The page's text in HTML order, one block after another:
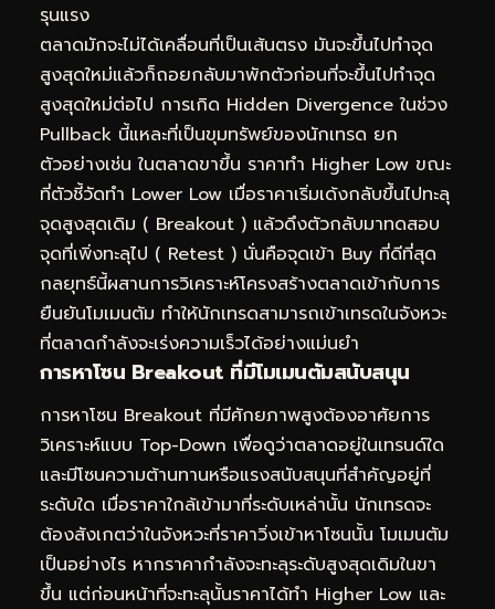
รุนแรง
ตลาดมักจะไม่ได้เคลื่อนที่เป็นเส้นตรง มันจะขึ้นไปทำจุด
สูงสุดใหม่แล้วก็ถอยกลับมาพักตัวก่อนที่จะขึ้นไปทำจุด
สูงสุดใหม่ต่อไป การเกิด Hidden Divergence ในช่วง
Pullback นี้แหละที่เป็นขุมทรัพย์ของนักเทรด ยก
ตัวอย่างเช่น ในตลาดขาขึ้น ราคาทำ Higher Low ขณะ
ที่ตัวชี้วัดทำ Lower Low เมื่อราคาเริ่มเด้งกลับขึ้นไปทะลุ
จุดสูงสุดเดิม ( Breakout ) แล้วดึงตัวกลับมาทดสอบ
จุดที่เพิ่งทะลุไป ( Retest ) นั่นคือจุดเข้า Buy ที่ดีที่สุด
กลยุทธ์นี้ผสานการวิเคราะห์โครงสร้างตลาดเข้ากับการ
ยืนยันโมเมนตัม ทำให้นักเทรดสามารถเข้าเทรดในจังหวะ
ที่ตลาดกำลังจะเร่งความเร็วได้อย่างแม่นยำ
การหาโซน Breakout ที่มีโมเมนตัมสนับสนุน
การหาโซน Breakout ที่มีศักยภาพสูงต้องอาศัยการ
วิเคราะห์แบบ Top-Down เพื่อดูว่าตลาดอยู่ในเทรนด์ใด
และมีโซนความต้านทานหรือแรงสนับสนุนที่สำคัญอยู่ที่
ระดับใด เมื่อราคาใกล้เข้ามาที่ระดับเหล่านั้น นักเทรดจะ
ต้องสังเกตว่าในจังหวะที่ราคาวิ่งเข้าหาโซนนั้น โมเมนตัม
เป็นอย่างไร หากราคากำลังจะทะลุระดับสูงสุดเดิมในขา
ขึ้น แต่ก่อนหน้าที่จะทะลุนั้นราคาได้ทำ Higher Low และ